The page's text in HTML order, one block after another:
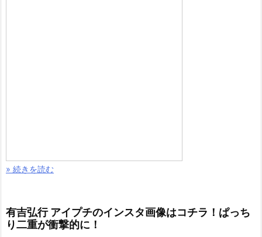
» 続きを読む
有吉弘行 アイプチのインスタ画像はコチラ！ぱっち
り二重が衝撃的に！